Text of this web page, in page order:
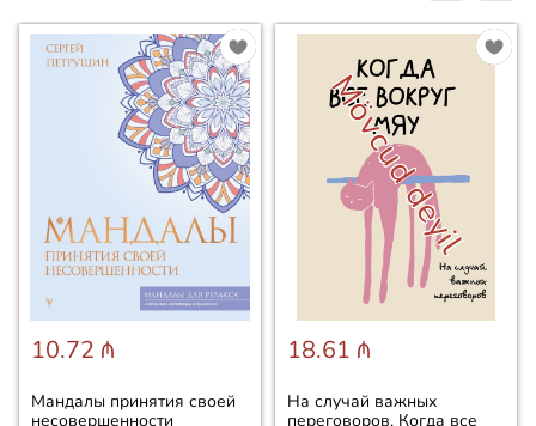
10.72 ₼
Мандалы принятия своей
несовершенности
Mövcud deyil
18.61 ₼
На случай важных
переговоров. Когда все